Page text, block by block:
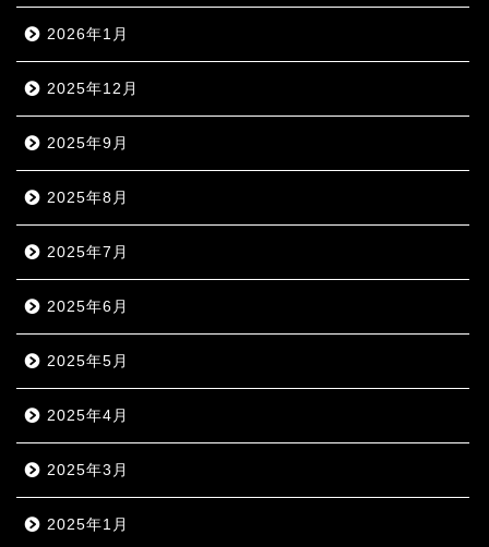
2026年1月
2025年12月
2025年9月
2025年8月
2025年7月
2025年6月
2025年5月
2025年4月
2025年3月
2025年1月